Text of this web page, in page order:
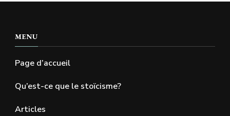
MENU
Page d’accueil
Qu’est-ce que le stoïcisme?
Articles